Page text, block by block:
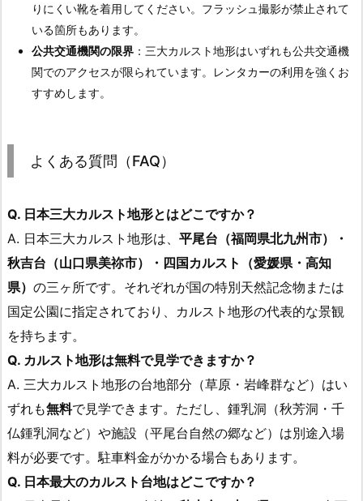
りにくい靴を着用してください。フラッシュ撮影が禁止されて
いる箇所もあります。
公共交通機関の限界 ：三大カルスト地形はいずれも公共交通機
関でのアクセスが限られています。レンタカーの利用を強くお
すすめします。
よくある質問（FAQ）
Q. 日本三大カルスト地形とはどこですか？
A. 日本三大カルスト地形は、 平尾台（福岡県北九州市）・
秋吉台（山口県美祢市）・四国カルスト（愛媛県・高知
県） の三ヶ所です。それぞれが国の特別天然記念物または
国定公園に指定されており、カルスト地形の代表的な景観
を持ちます。
Q. カルスト地形は無料で見学できますか？
A. 三大カルスト地形の台地部分（草原・岩峰群など）はい
ずれも無料で見学できます。ただし、鍾乳洞（秋芳洞・千
仏鍾乳洞など）や施設（平尾台自然の郷など）は別途入場
料が必要です。駐車料金がかかる場合もあります。
Q. 日本最大のカルスト台地はどこですか？